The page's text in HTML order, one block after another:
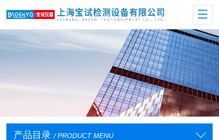
产品目录 / PRODUCT MENU